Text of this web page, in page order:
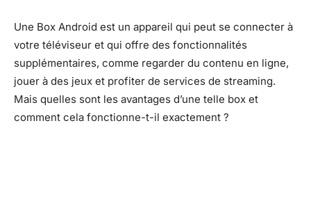
Une Box Android est un appareil qui peut se connecter à
votre téléviseur et qui offre des fonctionnalités
supplémentaires, comme regarder du contenu en ligne,
jouer à des jeux et profiter de services de streaming.
Mais quelles sont les avantages d’une telle box et
comment cela fonctionne-t-il exactement ?